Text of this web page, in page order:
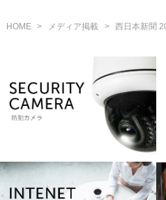
HOME > メディア掲載 > 西日本新聞